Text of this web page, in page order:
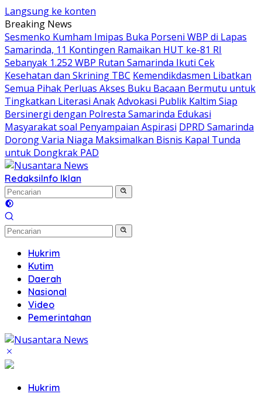
Langsung ke konten
Breaking News
Sesmenko Kumham Imipas Buka Porseni WBP di Lapas
Samarinda, 11 Kontingen Ramaikan HUT ke-81 RI
Sebanyak 1.252 WBP Rutan Samarinda Ikuti Cek
Kesehatan dan Skrining TBC Kemendikdasmen Libatkan
Semua Pihak Perluas Akses Buku Bacaan Bermutu untuk
Tingkatkan Literasi AnakAdvokasi Publik Kaltim Siap
Bersinergi dengan Polresta Samarinda Edukasi
Masyarakat soal Penyampaian Aspirasi DPRD Samarinda
Dorong Varia Niaga Maksimalkan Bisnis Kapal Tunda
untuk Dongkrak PAD
RedaksiInfo Iklan
Hukrim
Kutim
Daerah
Nasional
Video
Pemerintahan
Hukrim